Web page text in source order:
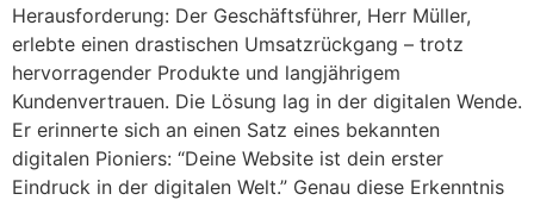
Herausforderung: Der Geschäftsführer, Herr Müller,
erlebte einen drastischen Umsatzrückgang – trotz
hervorragender Produkte und langjährigem
Kundenvertrauen. Die Lösung lag in der digitalen Wende.
Er erinnerte sich an einen Satz eines bekannten
digitalen Pioniers: “Deine Website ist dein erster
Eindruck in der digitalen Welt.” Genau diese Erkenntnis